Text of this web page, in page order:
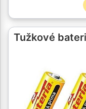
Tužkové